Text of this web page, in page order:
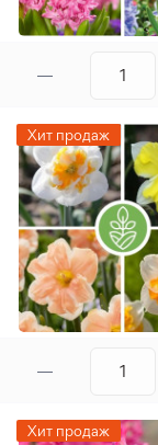
Хит продаж
Хит продаж